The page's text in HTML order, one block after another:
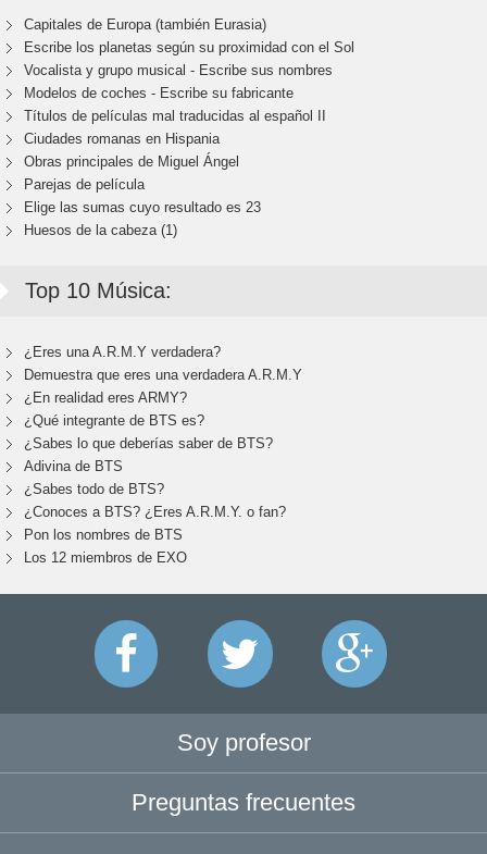
Capitales de Europa (también Eurasia)
Escribe los planetas según su proximidad con el Sol
Vocalista y grupo musical - Escribe sus nombres
Modelos de coches - Escribe su fabricante
Títulos de películas mal traducidas al español II
Ciudades romanas en Hispania
Obras principales de Miguel Ángel
Parejas de película
Elige las sumas cuyo resultado es 23
Huesos de la cabeza (1)
Top 10 Música:
¿Eres una A.R.M.Y verdadera?
Demuestra que eres una verdadera A.R.M.Y
¿En realidad eres ARMY?
¿Qué integrante de BTS es?
¿Sabes lo que deberías saber de BTS?
Adivina de BTS
¿Sabes todo de BTS?
¿Conoces a BTS? ¿Eres A.R.M.Y. o fan?
Pon los nombres de BTS
Los 12 miembros de EXO
Soy profesor
Preguntas frecuentes